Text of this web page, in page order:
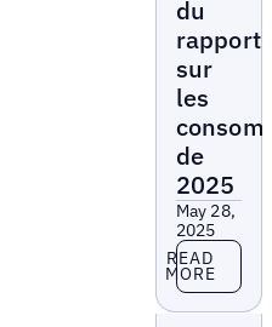
du
rapport
sur
les
de
2025
May 28,
2025
Read more
READ
MORE